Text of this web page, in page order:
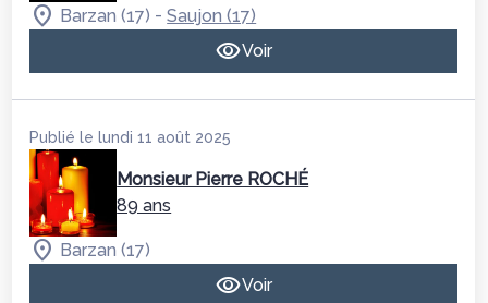
Barzan (17) -Saujon (17)
Voir
Publié le lundi 11 août 2025
Monsieur Pierre ROCHÉ
89 ans
Barzan (17)
Voir